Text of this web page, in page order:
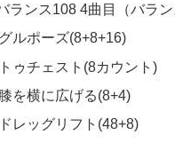
ランス108 4曲目（バラ
ルポーズ(8+8+16)
ゥチェスト(8カウント)
を横に広げる(8+4)
レッグリフト(48+8)